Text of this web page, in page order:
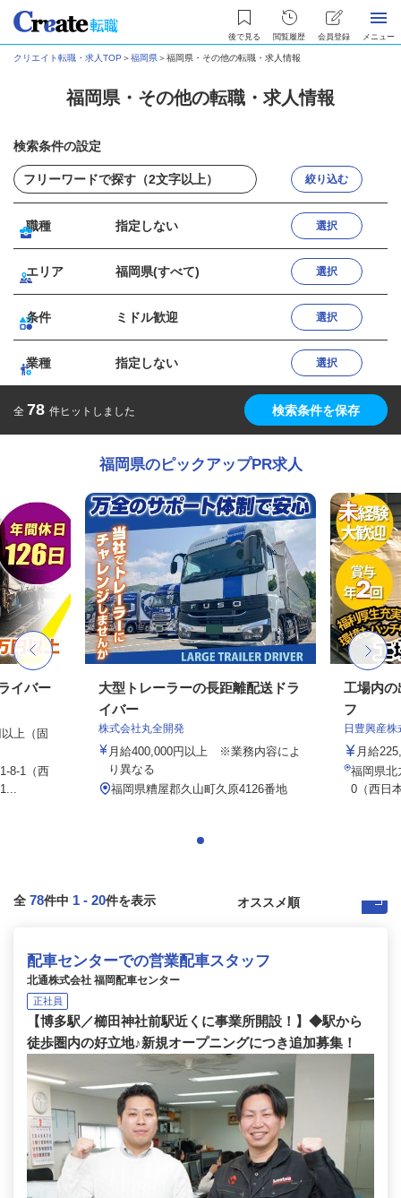
後で見る 閲覧履歴 会員登録 メニュー
クリエイト転職・求人TOP ＞福岡県＞福岡県・その他の転職・求人情報
福岡県・その他の転職・求人情報
検索条件の設定
絞り込む
職種 指定しない 選択
エリア 福岡県(すべて) 選択
条件 ミドル歓迎 選択
業種 指定しない 選択
全 78 件ヒットしました 検索条件を保存
福岡県のピックアップPR求人
イバー
上（固
8-1（西
大型トレーラーの長距離配送ドラ
イバー
株式会社丸全開発
月給400,000円以上 ※業務内容によ
り異なる
福岡県糟屋郡久山町久原4126番地
工場内の
フ
日豊興産株
月給
福岡県北
0（西日
全 78件中 1 - 20件を表示
配車センターでの営業配車スタッフ
北通株式会社 福岡配車センター
正社員
【博多駅／櫛田神社前駅近くに事業所開設！】◆駅から
徒歩圏内の好立地♪新規オープニングにつき追加募集！